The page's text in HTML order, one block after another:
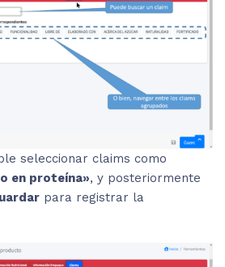
seleccionar claims como
en proteína», y posteriormente
para registrar la